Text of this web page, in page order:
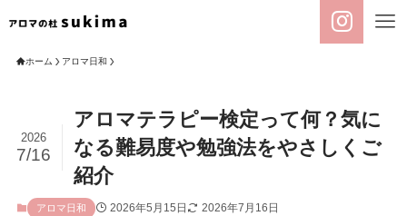
ホーム アロマ日和
アロマテラピー検定って何？気に
なる難易度や勉強法をやさしくご
紹介
2026
7/16
アロマ日和 2026年5月15日 2026年7月16日